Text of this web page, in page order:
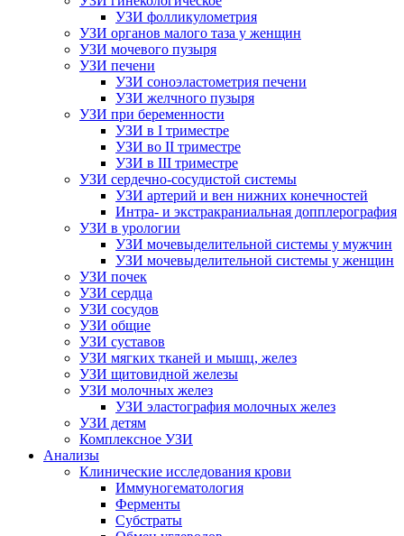
УЗИ фолликулометрия
УЗИ органов малого таза у женщин
УЗИ мочевого пузыря
УЗИ печени
УЗИ соноэластометрия печени
УЗИ желчного пузыря
УЗИ при беременности
УЗИ в I триместре
УЗИ во II триместре
УЗИ в III триместре
УЗИ сердечно-сосудистой системы
УЗИ артерий и вен нижних конечностей
Интра- и экстракраниальная допплерография
УЗИ в урологии
УЗИ мочевыделительной системы у мужчин
УЗИ мочевыделительной системы у женщин
УЗИ почек
УЗИ сердца
УЗИ сосудов
УЗИ общие
УЗИ суставов
УЗИ мягких тканей и мышц, желез
УЗИ щитовидной железы
УЗИ молочных желез
УЗИ эластография молочных желез
УЗИ детям
Комплексное УЗИ
Анализы
Клинические исследования крови
Иммуногематология
Ферменты
Субстраты